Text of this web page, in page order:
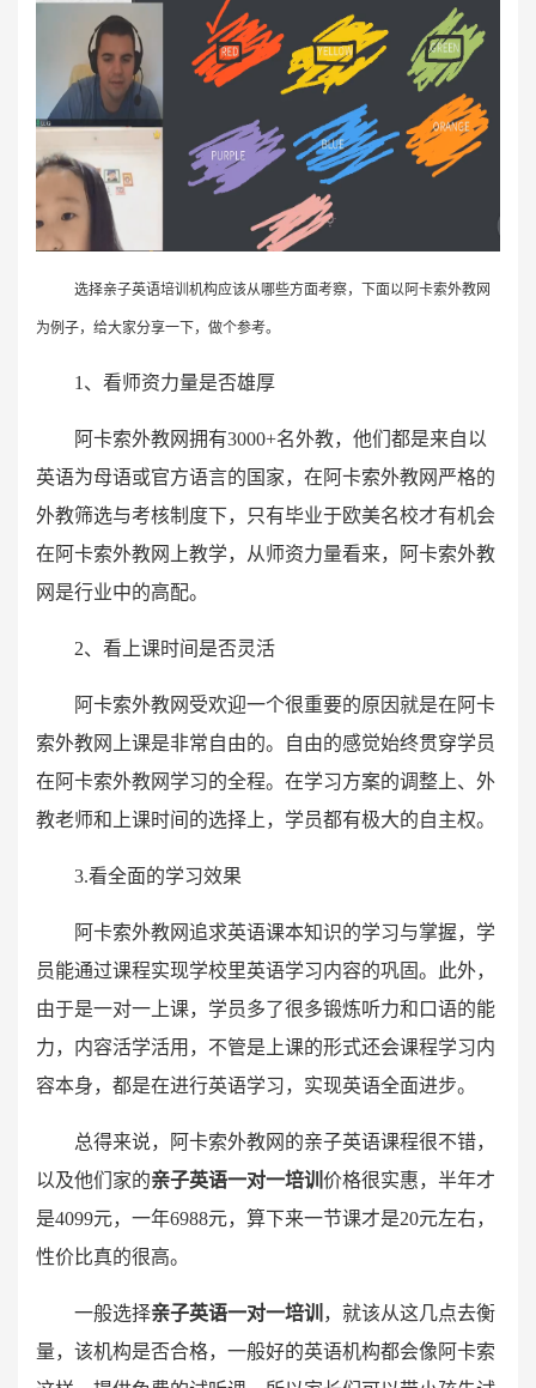
选择亲子英语培训机构应该从哪些方面考察，下面以阿卡索外教网
为例子，给大家分享一下，做个参考。
1、看师资力量是否雄厚
阿卡索外教网拥有3000+名外教，他们都是来自以
英语为母语或官方语言的国家，在阿卡索外教网严格的
外教筛选与考核制度下，只有毕业于欧美名校才有机会
在阿卡索外教网上教学，从师资力量看来，阿卡索外教
网是行业中的高配。
2、看上课时间是否灵活
阿卡索外教网受欢迎一个很重要的原因就是在阿卡
索外教网上课是非常自由的。自由的感觉始终贯穿学员
在阿卡索外教网学习的全程。在学习方案的调整上、外
教老师和上课时间的选择上，学员都有极大的自主权。
3.看全面的学习效果
阿卡索外教网追求英语课本知识的学习与掌握，学
员能通过课程实现学校里英语学习内容的巩固。此外，
由于是一对一上课，学员多了很多锻炼听力和口语的能
力，内容活学活用，不管是上课的形式还会课程学习内
容本身，都是在进行英语学习，实现英语全面进步。
总得来说，阿卡索外教网的亲子英语课程很不错，
以及他们家的亲子英语一对一培训 价格很实惠，半年才
是4099元，一年6988元，算下来一节课才是20元左右，
性价比真的很高。
一般选择亲子英语一对一培训 ，就该从这几点去衡
量，该机构是否合格，一般好的英语机构都会像阿卡索